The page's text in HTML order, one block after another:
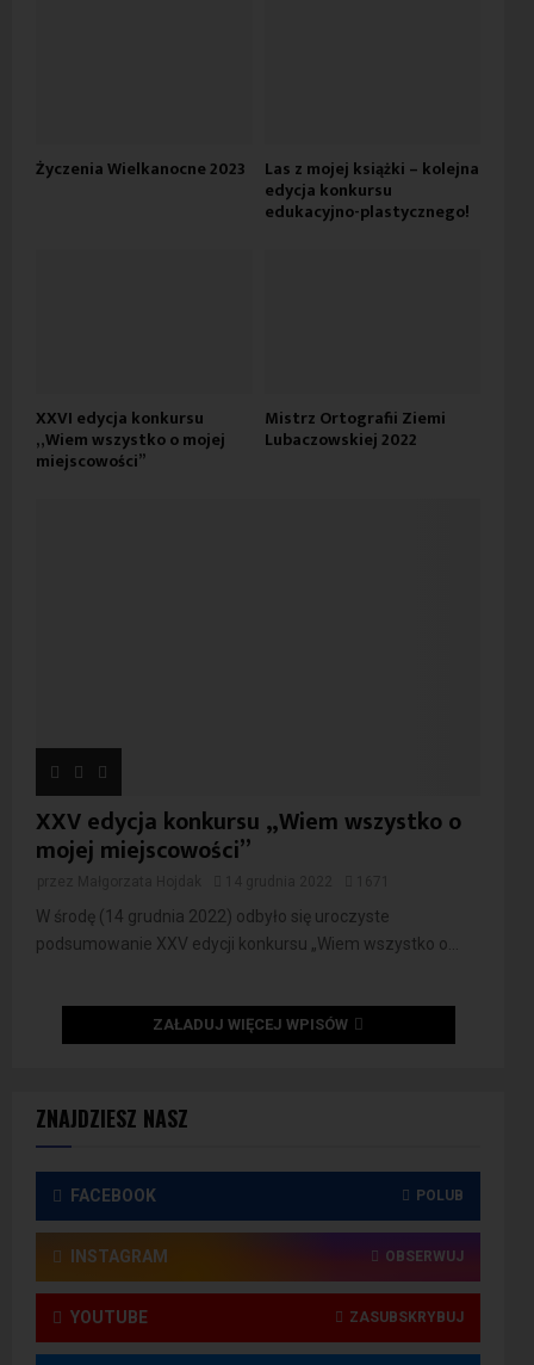
ZNAJDZIESZ NASZ
FACEBOOK POLUB
INSTAGRAM OBSERWUJ
YOUTUBE ZASUBSKRYBUJ
Życzenia Wielkanocne 2023 Las z mojej książki – kolejna
edycja konkursu
edukacyjno-plastycznego!
XXVI edycja konkursu
„Wiem wszystko o mojej
miejscowości”
Mistrz Ortografii Ziemi
Lubaczowskiej 2022
XXV edycja konkursu „Wiem wszystko o
mojej miejscowości”
W środę (14 grudnia 2022) odbyło się uroczyste
podsumowanie XXV edycji konkursu „Wiem wszystko o...
ZAŁADUJ WIĘCEJ WPISÓW